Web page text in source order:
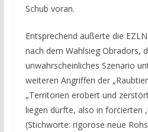
Schub voran.
Entsprechend äußerte die
nach dem Wahlsieg Obradors,
unwahrscheinliches Szenario
weiteren Angriffen der
„Territorien erobert und
liegen dürfte, also in forcierten
(Stichworte: rigorose neue